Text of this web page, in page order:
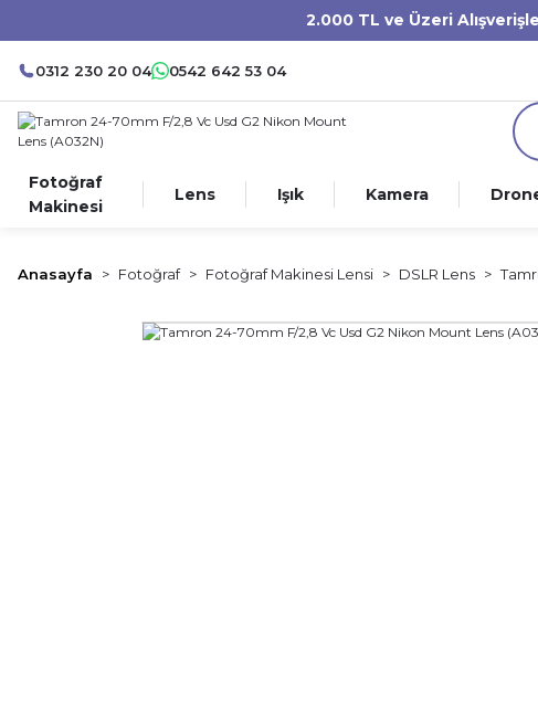
2.000 TL ve Üzeri
0312 230 20 04 0542 642 53 04
Fotoğraf
Makinesi
Lens Işık Kamera
Anasayfa Fotoğraf Fotoğraf Makinesi Lensi DSLR Lens